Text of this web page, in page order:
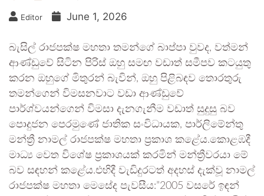
Editor June 1, 2026
බැසිල් රාජපක්ෂ මහතා තමන්ගේ බාප්පා වුවද, වත්මන්
ආණ්ඩුවේ සිටින පිරිස් ඔහු සමඟ වඩාත් සමීපව කටයුතු
කරන ඔහුගේ මිතුරන් බැවින්, ඔහු පිළිබඳව තොරතුරු
තමන්ගෙන් විමසනවාට වඩා ආණ්ඩුවේ
පාර්ශ්වයන්ගෙන් විමසා දැනගැනීම වඩාත් සුදුසු බව
පොදුජන පෙරමුණේ ජාතික සංවිධායක, පාර්ලිමේන්තු
මන්ත්‍රී නාමල් රාජපක්ෂ මහතා ප්‍රකාශ කළේය.කොළඹදී
මාධ්‍ය වෙත විශේෂ ප්‍රකාශයක් කරමින් මන්ත්‍රීවරයා මේ
බව සඳහන් කළේය.එහිදී වැඩිදුරටත් අදහස් දැක්වූ නාමල්
රාජපක්ෂ මහතා මෙසේද පැවසීය:”2005 වසරේ ඉඳන්